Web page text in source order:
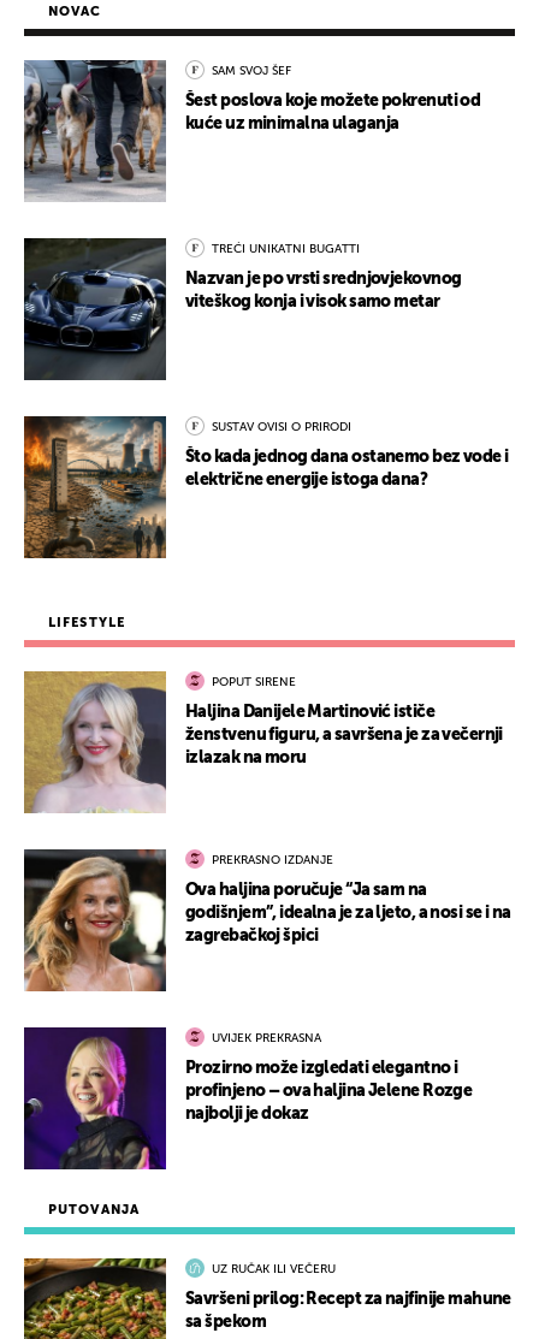
PUTOVANJA
UZ RUČAK ILI VEČERU
Savršeni prilog: Recept za najfinije mahune
sa špekom
NOVAC
SAM SVOJ ŠEF
Šest poslova koje možete pokrenuti od
kuće uz minimalna ulaganja
TREĆI UNIKATNI BUGATTI
Nazvan je po vrsti srednjovjekovnog
viteškog konja i visok samo metar
SUSTAV OVISI O PRIRODI
Što kada jednog dana ostanemo bez vode i
električne energije istoga dana?
LIFESTYLE
POPUT SIRENE
Haljina Danijele Martinović ističe
ženstvenu figuru, a savršena je za večernji
izlazak na moru
PREKRASNO IZDANJE
Ova haljina poručuje “Ja sam na
godišnjem”, idealna je za ljeto, a nosi se i na
zagrebačkoj špici
UVIJEK PREKRASNA
Prozirno može izgledati elegantno i
profinjeno – ova haljina Jelene Rozge
najbolji je dokaz